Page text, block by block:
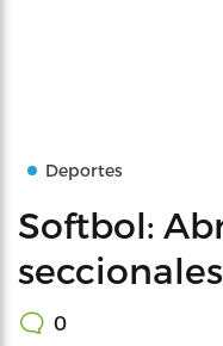
Deportes
Softbol:
0